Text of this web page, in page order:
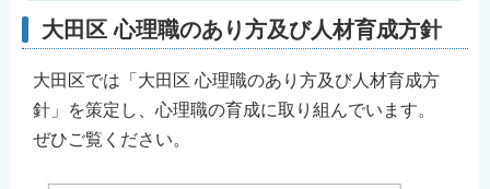
大田区 心理職のあり方及び人材育成方針
大田区では「大田区 心理職のあり方及び人材育成方
針」を策定し、心理職の育成に取り組んでいます。
ぜひご覧ください。